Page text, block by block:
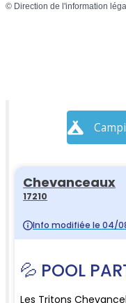
© Direction de l'information